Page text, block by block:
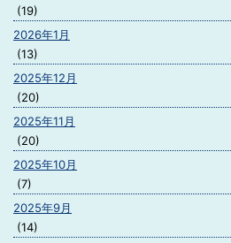
(19)
2026年1月
(13)
2025年12月
(20)
2025年11月
(20)
2025年10月
(7)
2025年9月
(14)